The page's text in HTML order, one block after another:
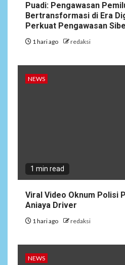
Puadi: Pengawasan
Bertransformasi di Era
Perkuat Pengawasan
1 hari ago redaksi
NEWS
1 min read
Viral Video Oknum Polisi
Aniaya Driver
1 hari ago redaksi
NEWS